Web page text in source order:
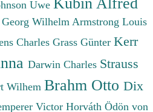
Uwe
Georg Wilhelm Armstrong Louis
Charles Grass Günter Kerr
Darwin Charles Strauss
Wilhem Brahm Otto Dix
Victor Horváth Ödön von